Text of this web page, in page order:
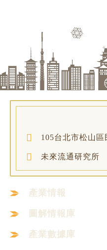
105台北市松山
未來流通研究所
產業情報
圖解情報庫
產業數據庫